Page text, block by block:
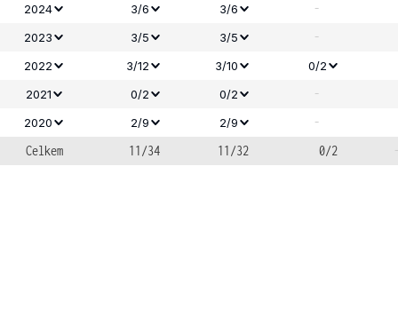
2024 3/6 3/6 -
2023 3/5 3/5 -
2022 3/12 3/10
0/2
2021
0/2 0/2 -
2020 2/9 2/9
-
Celkem
11/34 11/32 0/2